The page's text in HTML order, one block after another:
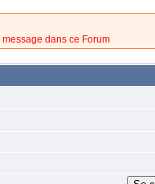
dans ce Forum